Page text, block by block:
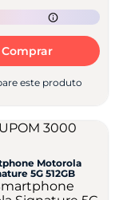
Comprar
este produto
Motorola
5G 512GB